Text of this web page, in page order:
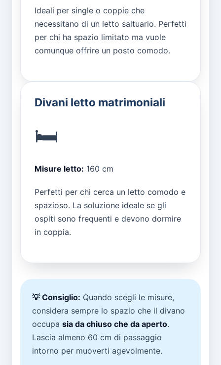
Ideali per single o coppie che
necessitano di un letto saltuario. Perfetti
per chi ha spazio limitato ma vuole
comunque offrire un posto comodo.
Divani letto matrimoniali
🛏️
Misure letto: 160 cm
Perfetti per chi cerca un letto comodo e
spazioso. La soluzione ideale se gli
ospiti sono frequenti e devono dormire
in coppia.
💡 Consiglio: Quando scegli le misure,
considera sempre lo spazio che il divano
occupa sia da chiuso che da aperto.
Lascia almeno 60 cm di passaggio
intorno per muoverti agevolmente.